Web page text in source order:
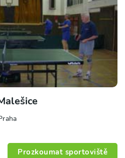
Prozkoumat sportoviště